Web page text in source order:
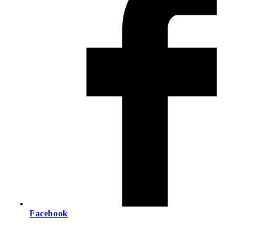
Facebook